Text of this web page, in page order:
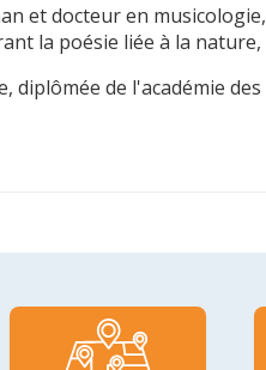
et docteur en
la poésie liée à la
diplômée de l'académie